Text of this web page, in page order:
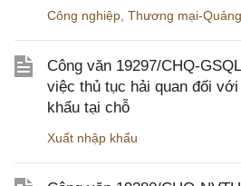
Công nghiệp Thương mại-
Công văn 19297/CHQ-
việc thủ tục hải quan đối
khẩu tại chỗ
Xuất nhập khẩu